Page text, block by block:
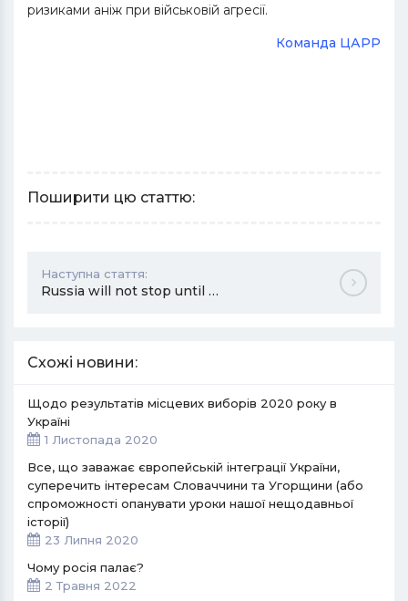
ризиками аніж при військовій агресії.
Команда ЦАРР
Поширити цю статтю:
Наступна стаття:
Russia will not stop until …
Схожі новини:
Щодо результатів місцевих виборів 2020 року в
Україні
1 Листопада 2020
Все, що заважає європейській інтеграції України,
суперечить інтересам Словаччини та Угорщини (або
спроможності опанувати уроки нашої нещодавньої
історії)
23 Липня 2020
Чому росія палає?
2 Травня 2022